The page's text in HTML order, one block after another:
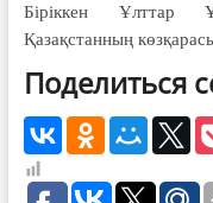
Біріккен Ұлттар
Қазақстанның
Поделиться